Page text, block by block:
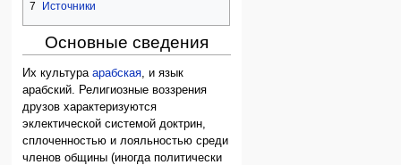
7
Источники
Основные сведения
Их культураарабская, и язык
арабский. Религиозные воззрения
друзов характеризуются
эклектической системой доктрин,
сплоченностью и лояльностью среди
членов общины (иногда политически